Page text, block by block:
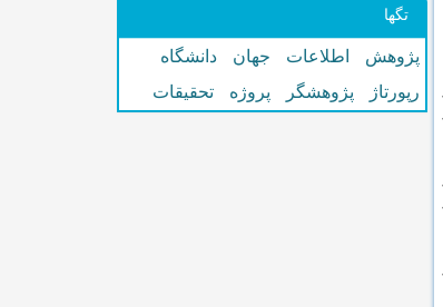
تگها
پژوهش اطلاعات جهان
دانشگاه
رپورتاژ
پژوهشگر پروژه تحقیقات